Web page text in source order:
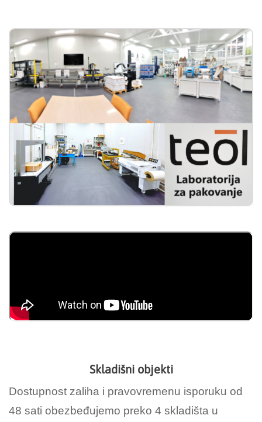
Skladišni objekti
Dostupnost zaliha i pravovremenu isporuku od
48 sati obezbeđujemo preko 4 skladišta u